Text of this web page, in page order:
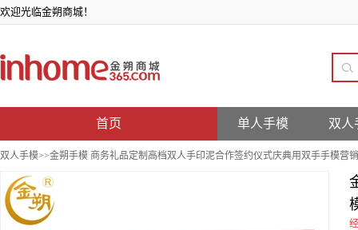
欢迎光临金朔商城！
首页 单人手模 双人
双人手模>>金朔手模 商务礼品定制高档双人手印泥合作签约仪式庆典用双手手模营